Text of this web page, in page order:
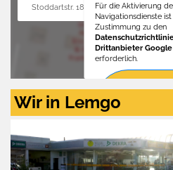
Stoddartstr. 18, 32758 Detmold
Für die Aktivierung
Navigationsdienste ist
Zustimmung zu den
Drittanbieter Google
erforderlich.
Wir in Lemgo